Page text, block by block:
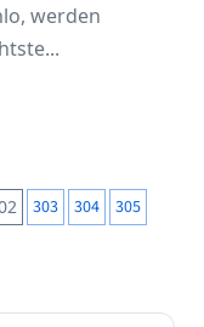
werden
303 304
305